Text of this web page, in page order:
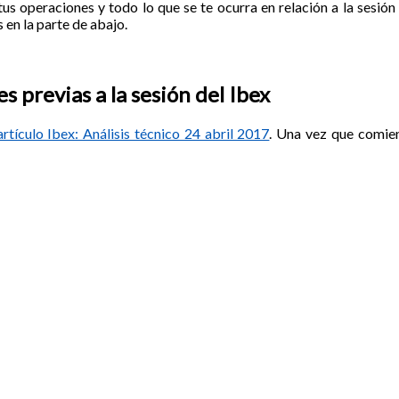
operaciones y todo lo que se te ocurra en relación a la
en la parte de abajo.
previas a la sesión del Ibex
Ibex: Análisis técnico 24 abril 2017 . Una vez que